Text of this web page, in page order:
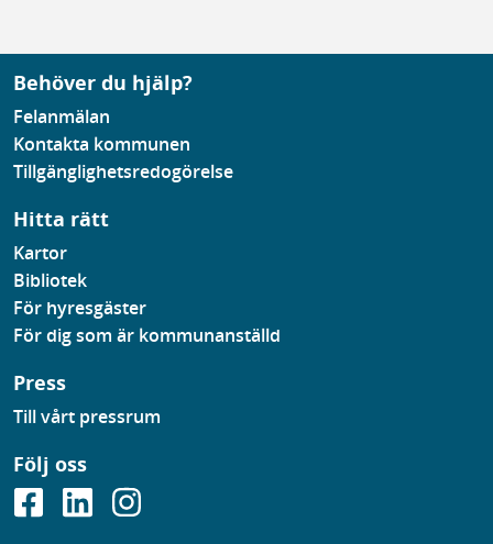
Behöver du hjälp?
Felanmälan
Kontakta kommunen
Tillgänglighetsredogörelse
Hitta rätt
Kartor
Bibliotek
För hyresgäster
För dig som är kommunanställd
Press
Till vårt pressrum
Följ oss